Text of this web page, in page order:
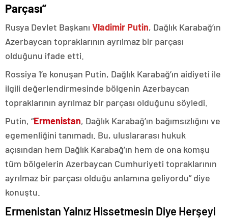
Parçası”
Rusya Devlet Başkanı Vladimir Putin, Dağlık Karabağ’ın
Azerbaycan topraklarının ayrılmaz bir parçası
olduğunu ifade etti.
Rossiya 1’e konuşan Putin, Dağlık Karabağ’ın aidiyeti ile
ilgili değerlendirmesinde bölgenin Azerbaycan
topraklarının ayrılmaz bir parçası olduğunu söyledi.
Putin, “Ermenistan, Dağlık Karabağ’ın bağımsızlığını ve
egemenliğini tanımadı. Bu, uluslararası hukuk
açısından hem Dağlık Karabağ’ın hem de ona komşu
tüm bölgelerin Azerbaycan Cumhuriyeti topraklarının
ayrılmaz bir parçası olduğu anlamına geliyordu” diye
konuştu.
Ermenistan Yalnız Hissetmesin Diye Herşeyi